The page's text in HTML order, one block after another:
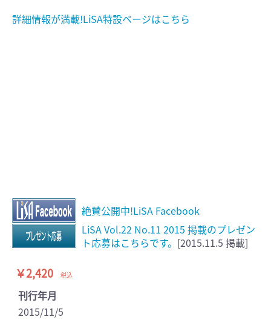
詳細情報が満載!LiSA特設ページはこちら
絶賛公開中!LiSA Facebook
LiSA Vol.22 No.11 2015 掲載のプレゼン
ト応募はこちらです。 [2015.11.5 掲載]
￥2,420 税込
刊行年月
2015/11/5